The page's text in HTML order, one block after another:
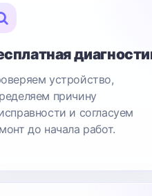
устройство,
причину
и согласуем
до начала работ.